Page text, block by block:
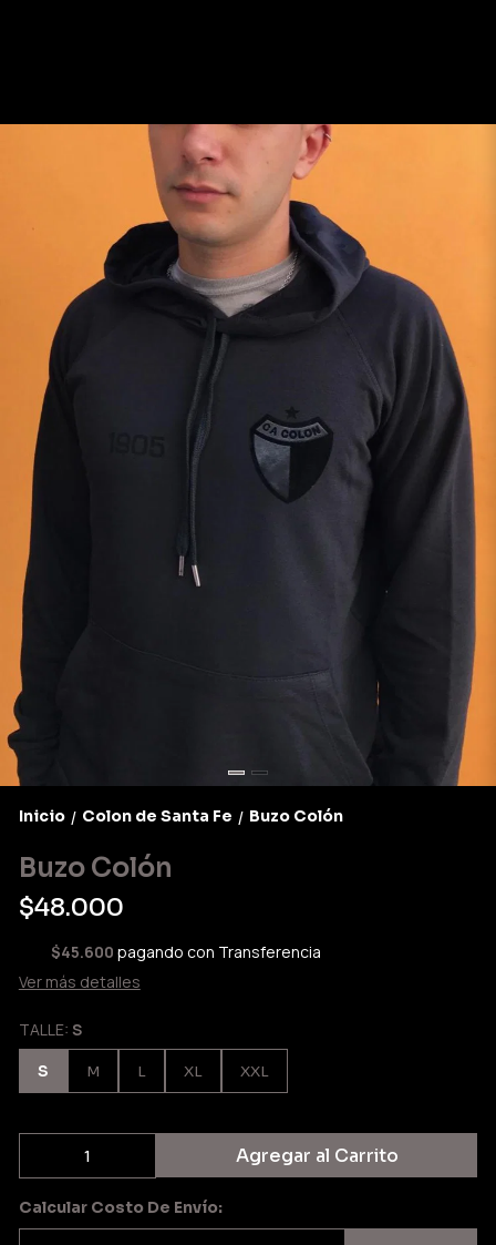
Inicio / Colon de Santa Fe / Buzo Colón
Buzo Colón
$48.000
$45.600 pagando con Transferencia
Ver más detalles
TALLE: S
S M L XL XXL
Agregar al Carrito
Calcular Costo De Envío: